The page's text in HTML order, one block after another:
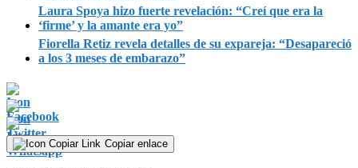
Laura Spoya hizo fuerte revelación: “Creí que era la
‘firme’ y la amante era yo”
Fiorella Retiz revela detalles de su expareja: “Desapareció
a los 3 meses de embarazo”
Copiar enlace